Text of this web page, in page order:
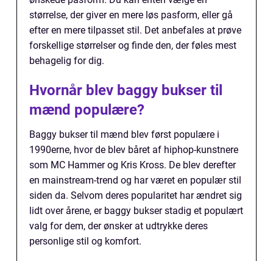
størrelse, der giver en mere løs pasform, eller gå
efter en mere tilpasset stil. Det anbefales at prøve
forskellige størrelser og finde den, der føles mest
behagelig for dig.
Hvornår blev baggy bukser til
mænd populære?
Baggy bukser til mænd blev først populære i
1990erne, hvor de blev båret af hiphop-kunstnere
som MC Hammer og Kris Kross. De blev derefter
en mainstream-trend og har været en populær stil
siden da. Selvom deres popularitet har ændret sig
lidt over årene, er baggy bukser stadig et populært
valg for dem, der ønsker at udtrykke deres
personlige stil og komfort.